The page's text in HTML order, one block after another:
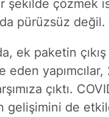
şekilde çözmek
pürüzsüz değil.
ek paketin
eden
çıktı.
de